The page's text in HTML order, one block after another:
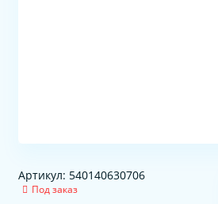
Артикул: 540140630706
Под заказ